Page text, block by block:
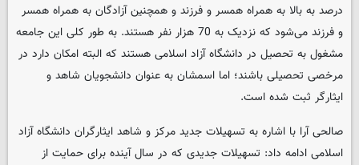
درصد به بالا به همراه همسر و فرزند و همچنین آزادگان به همراه همسر
و فرزند می‌شود که نزدیک به 70 هزار نفر هستند. به طور کلی این جامعه
مشغول به تحصیل در دانشگاه آزاد اسلامی هستند که البته امکان دارد در
مرخصی تحصیلی باشند؛ اما اسمشان به عنوان دانشجویان شاهد و
ایثارگر ثبت شده است.
صالحی آرا با اشاره به تسهیلات جدید مرکز و شاهد ایثارگران دانشگاه آزاد
اسلامی ادامه داد: تسهیلات جدیدی که در سال آینده برای حمایت از